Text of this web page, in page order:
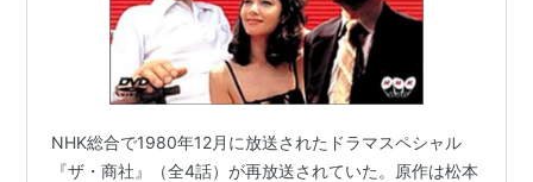
NHK総合で1980年12月に放送されたドラマスペシャル
『ザ・商社』（全4話）が再放送されていた。原作は松本